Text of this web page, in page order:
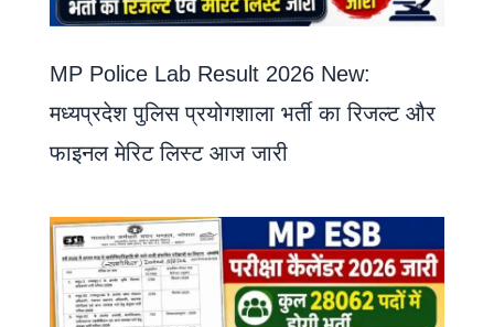
MP Police Lab Result 2026 New:
मध्यप्रदेश पुलिस प्रयोगशाला भर्ती का रिजल्ट और
फाइनल मेरिट लिस्ट आज जारी